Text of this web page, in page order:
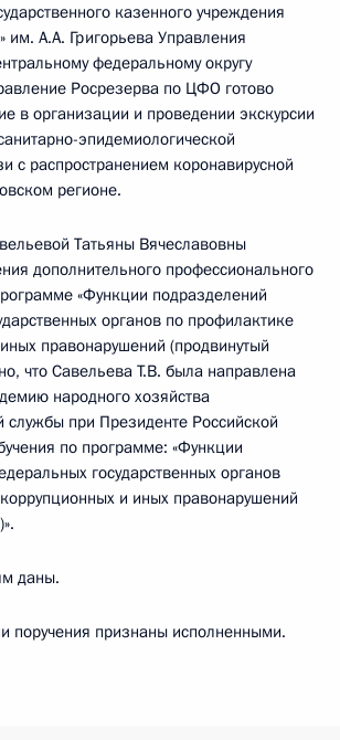
казенного учреждения
им. А.А. Григорьева Управления
федеральному округу
Росрезерва по ЦФО готово
в организации и проведении экскурсии
эпидемиологической
с распространением коронавирусной
регионе.
Татьяны Вячеславовны
дополнительного профессионального
«Функции подразделений
органов по профилактике
правонарушений (продвинутый
что Савельева Т.В. была направлена
народного хозяйства
службы при Президенте Российской
по программе: «Функции
государственных органов
и иных правонарушений
даны.
поручения признаны исполненными.